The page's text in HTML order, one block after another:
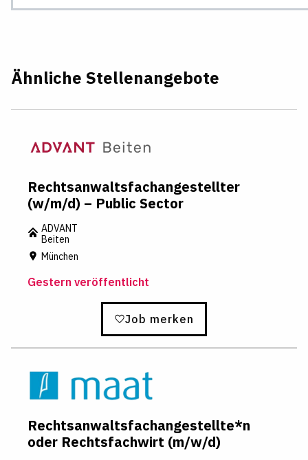
Ähnliche Stellenangebote
Rechtsanwaltsfachangestellter
(w/m/d) – Public Sector
ADVANT
Beiten
München
Gestern veröffentlicht
Job merken
Rechtsanwaltsfachangestellte*n
oder Rechtsfachwirt (m/w/d)